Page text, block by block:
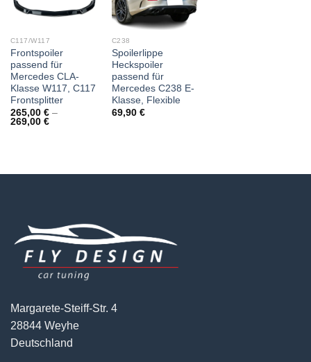
C117/W117
Frontspoiler
passend für
Mercedes CLA-
Klasse W117, C117
Frontsplitter
265,00 €–
269,00 €
C238
Spoilerlippe
Heckspoiler
passend für
Mercedes C238 E-
Klasse, Flexible
69,90 €
Margarete-Steiff-Str. 4
28844 Weyhe
Deutschland